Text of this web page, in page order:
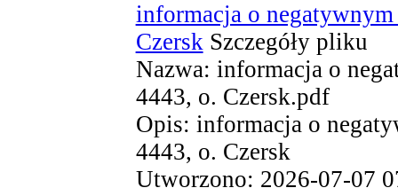
informacja o
Czersk Szczegóły pliku
Nazwa: informacja o
4443, o. Czersk.pdf
Opis: informacja o
4443, o. Czersk
Utworzono: 2026-07-07